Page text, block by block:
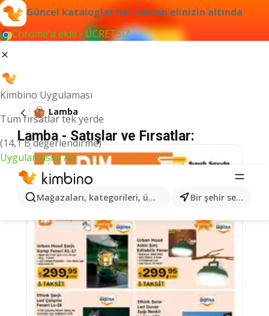
Güncel kataloglar her zaman elinizin altında
Chrome'a ekle - ÜCRETSİZ
Kimbino Uygulaması
Tüm fırsatlar tek yerde
(14,1 B değerlendirme)
Uygulamasını Aç
Mağazaları, kategorileri, ürünleri arayın... Bir şehir seçin
Lamba
Lamba - Satışlar ve Fırsatlar: